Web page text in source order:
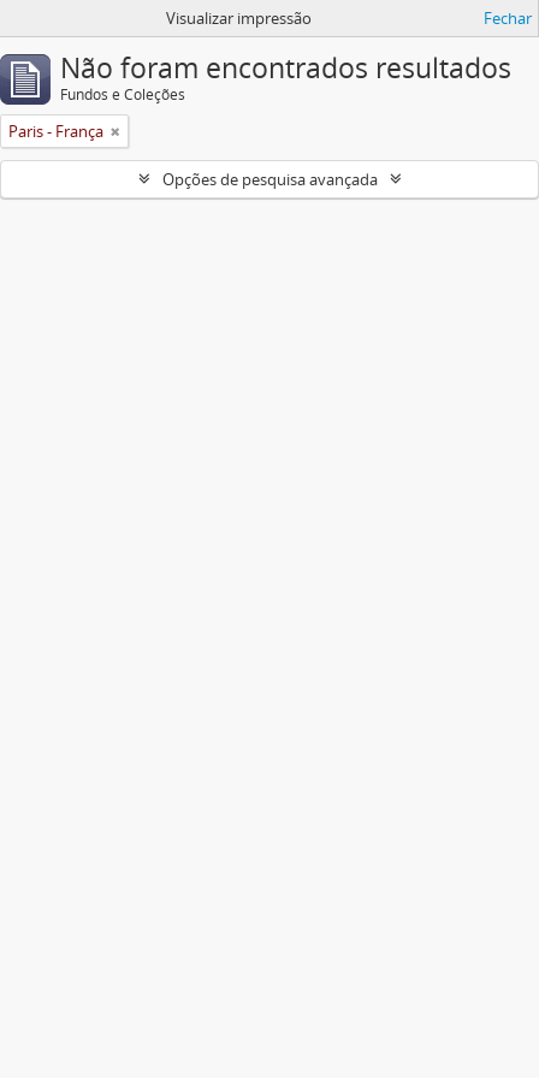
Visualizar impressão Fechar
Não foram encontrados resultados
Fundos e Coleções
Paris - França
Opções de pesquisa avançada